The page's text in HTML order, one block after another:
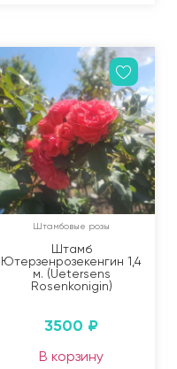
Штамбовые розы
Штамб
Ютерзенрозекенгин 1,4
м. (Uetersens
Rosenkonigin)
3500 ₽
В корзину